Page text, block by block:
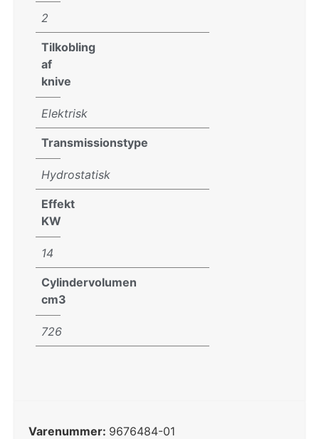
2
Tilkobling
af
knive
Elektrisk
Transmissionstype
Hydrostatisk
Effekt
KW
14
Cylindervolumen
cm3
726
Varenummer: 9676484-01